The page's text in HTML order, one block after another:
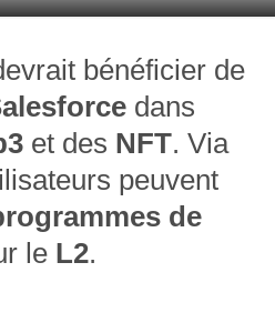
bénéficier de
dans
et des NFT. Via
peuvent
de
le L2.